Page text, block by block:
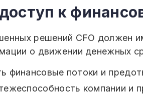
к
решений CFO должен
о движении денежных
финансовые потоки и
компании и